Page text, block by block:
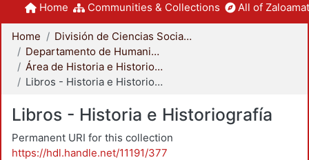
Home Communities & Collections All of
Home
División de Ciencias Sociales y Humanidades
Departamento de Humanidades
Área de Historia e Historiografía
Libros - Historia e Historiografía
Libros - Historia e Historiografía
Permanent URI for this collection
https://hdl.handle.net/11191/377